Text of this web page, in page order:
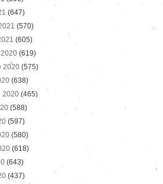
(647)
(570)
(605)
(619)
2020 (575)
(638)
2020(465)
(588)
(597)
(580)
(618)
(643)
(437)